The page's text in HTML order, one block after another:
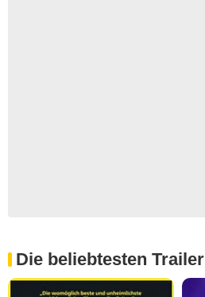
Die beliebtesten Trailer